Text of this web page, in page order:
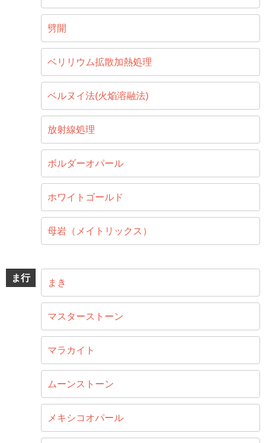
劈開
ベリリウム拡散加熱処理
ベルヌイ法(火焔溶融法)
放射線処理
ボルダーオパール
ホワイトゴールド
母岩（メイトリックス）
ま行 まき
マスターストーン
マラカイト
ムーンストーン
メキシコオパール